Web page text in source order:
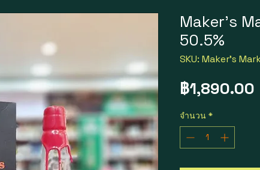
Maker's
50.5%
SKU: Maker's
฿1,890.00
จำนวน *